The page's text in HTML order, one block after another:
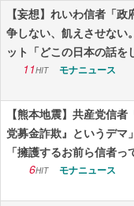
【妄想】れいわ信者「
争しない、飢えさせな
ット「どこの日本の話を
11HIT モナニュース
【熊本地震】共産党信
党募金詐欺』というデマ
「擁護するお前ら信者っ
6HIT モナニュース